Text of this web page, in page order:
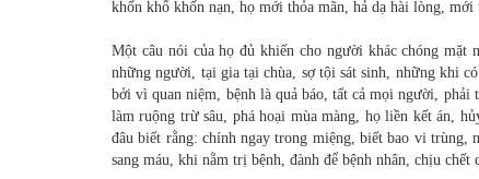
khốn khổ khốn nạn, họ mới thỏa mãn, hả dạ hài lòng, mới
Một câu nói của họ đủ khiến cho người khác chóng
những người, tại gia tại chùa, sợ tội sát sinh, những khi
bởi vì quan niệm, bệnh là quả báo, tất cả mọi người,
làm ruộng trừ sâu, phá hoại mùa màng, họ liền kết án,
đâu biết rằng: chính ngay trong miệng, biết bao vi
sang máu, khi nằm trị bệnh, đành để bệnh nhân, chịu chết